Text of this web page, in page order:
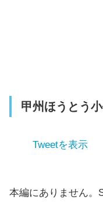
甲州ほうとう
Tweetを表示
本編にありません。